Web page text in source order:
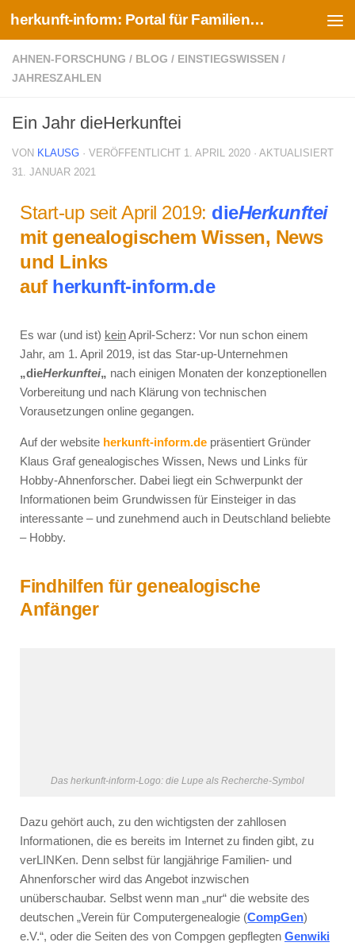
Zum Inhalt springen herkunft-inform: Portal für Familien- und Ahnenforschung
AHNEN-FORSCHUNG / BLOG / EINSTIEGSWISSEN /
JAHRESZAHLEN
Ein Jahr dieHerkunftei
VON KLAUSG · VERÖFFENTLICHT 1. APRIL 2020 · AKTUALISIERT
31. JANUAR 2021
Start-up seit April 2019: dieHerkunftei
mit genealogischem Wissen, News
und Links
auf herkunft-inform.de
Es war (und ist) keinApril-Scherz: Vor nun schon einem
Jahr, am 1. April 2019, ist das Star-up-Unternehmen
„dieHerkunftei„ nach einigen Monaten der konzeptionellen
Vorbereitung und nach Klärung von technischen
Vorausetzungen online gegangen.
Auf der website herkunft-inform.de präsentiert Gründer
Klaus Graf genealogisches Wissen, News und Links für
Hobby-Ahnenforscher. Dabei liegt ein Schwerpunkt der
Informationen beim Grundwissen für Einsteiger in das
interessante – und zunehmend auch in Deutschland beliebte
– Hobby.
Findhilfen für genealogische
Anfänger
Das herkunft-inform-Logo: die Lupe als Recherche-Symbol
Dazu gehört auch, zu den wichtigsten der zahllosen
Informationen, die es bereits im Internet zu finden gibt, zu
verLINKen. Denn selbst für langjährige Familien- und
Ahnenforscher wird das Angebot inzwischen
unüberschaubar. Selbst wenn man „nur“ die website des
deutschen „Verein für Computergenealogie (CompGen)
e.V.“, oder die Seiten des von Compgen gepflegten Genwiki